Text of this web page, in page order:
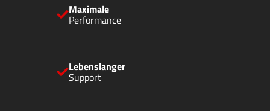
Maximale
Performance
Lebenslanger
Support